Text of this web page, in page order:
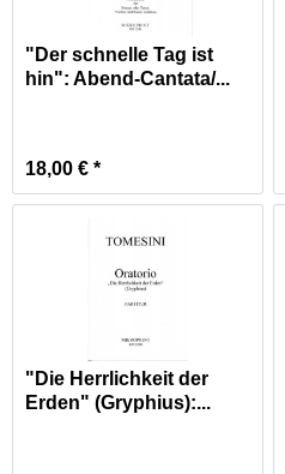
"Der schnelle Tag ist
hin": Abend-Cantata/...
18,00 € *
"Die Herrlichkeit der
Erden" (Gryphius):...